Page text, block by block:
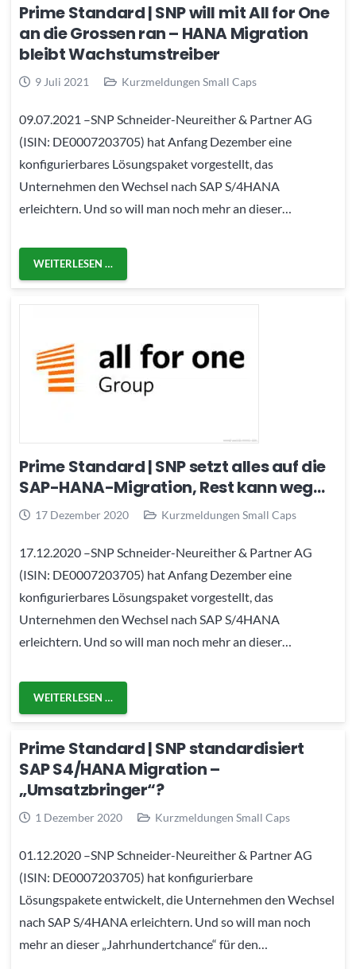
Prime Standard | SNP will mit All for One
an die Grossen ran – HANA Migration
bleibt Wachstumstreiber
9 Juli 2021 Kurzmeldungen Small Caps
09.07.2021 –SNP Schneider-Neureither & Partner AG
(ISIN: DE0007203705) hat Anfang Dezember eine
konfigurierbares Lösungspaket vorgestellt, das
Unternehmen den Wechsel nach SAP S/4HANA
erleichtern. Und so will man noch mehr an dieser…
WEITERLESEN …
Prime Standard | SNP setzt alles auf die
SAP-HANA-Migration, Rest kann weg…
17 Dezember 2020 Kurzmeldungen Small Caps
17.12.2020 –SNP Schneider-Neureither & Partner AG
(ISIN: DE0007203705) hat Anfang Dezember eine
konfigurierbares Lösungspaket vorgestellt, das
Unternehmen den Wechsel nach SAP S/4HANA
erleichtern. Und so will man noch mehr an dieser…
WEITERLESEN …
Prime Standard | SNP standardisiert
SAP S4/HANA Migration –
„Umsatzbringer“?
1 Dezember 2020 Kurzmeldungen Small Caps
01.12.2020 –SNP Schneider-Neureither & Partner AG
(ISIN: DE0007203705) hat konfigurierbare
Lösungspakete entwickelt, die Unternehmen den Wechsel
nach SAP S/4HANA erleichtern. Und so will man noch
mehr an dieser „Jahrhundertchance“ für den…